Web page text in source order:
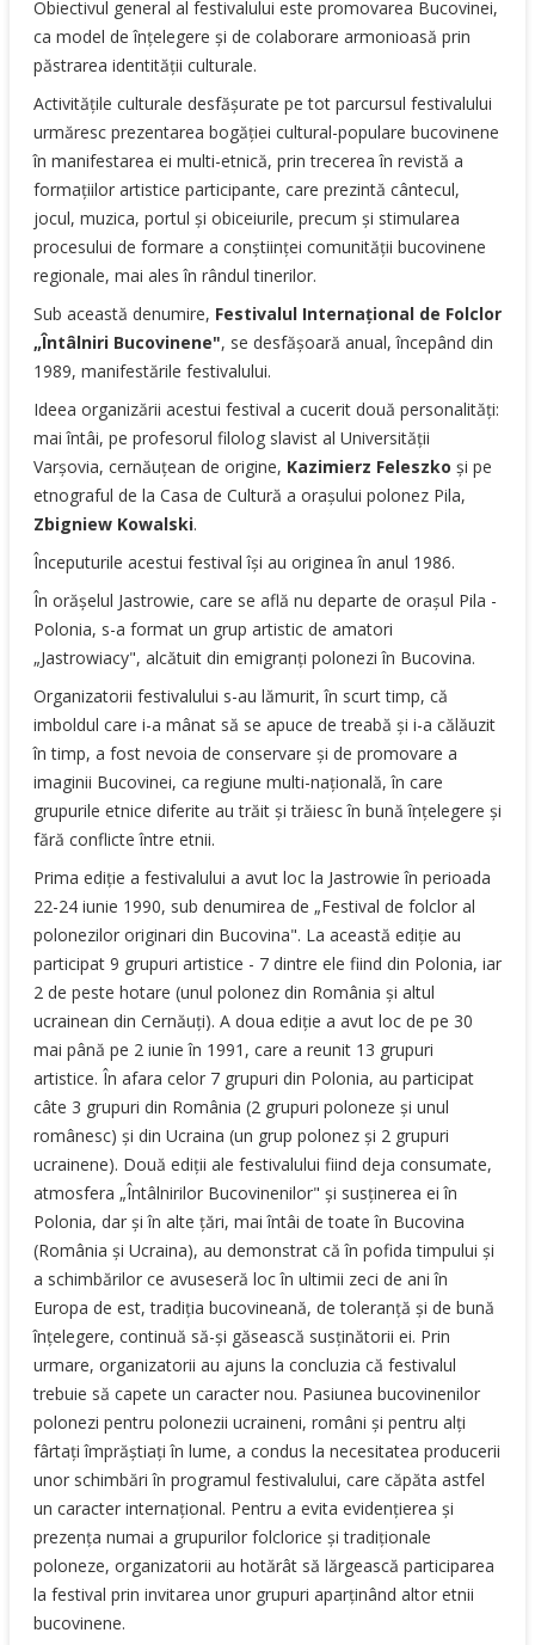
Obiectivul general al festivalului este promovarea Bucovinei,
ca model de înțelegere și de colaborare armonioasă prin
păstrarea identității culturale.
Activitățile culturale desfășurate pe tot parcursul festivalului
urmăresc prezentarea bogăției cultural-populare bucovinene
în manifestarea ei multi-etnică, prin trecerea în revistă a
formațiilor artistice participante, care prezintă cântecul,
jocul, muzica, portul și obiceiurile, precum și stimularea
procesului de formare a conștiinței comunității bucovinene
regionale, mai ales în rândul tinerilor.
Sub această denumire, Festivalul Internaţional de Folclor
„Întâlniri Bucovinene", se desfăşoară anual, începând din
1989, manifestările festivalului.
Ideea organizării acestui festival a cucerit două personalităţi:
mai întâi, pe profesorul filolog slavist al Universităţii
Varşovia, cernăuţean de origine, Kazimierz Feleszko şi pe
etnograful de la Casa de Cultură a oraşului polonez Pila,
Zbigniew Kowalski.
Începuturile acestui festival îşi au originea în anul 1986.
În orăşelul Jastrowie, care se află nu departe de oraşul Pila -
Polonia, s-a format un grup artistic de amatori
„Jastrowiacy", alcătuit din emigranţi polonezi în Bucovina.
Organizatorii festivalului s-au lămurit, în scurt timp, că
imboldul care i-a mânat să se apuce de treabă şi i-a călăuzit
în timp, a fost nevoia de conservare şi de promovare a
imaginii Bucovinei, ca regiune multi-naţională, în care
grupurile etnice diferite au trăit şi trăiesc în bună înţelegere şi
fără conflicte între etnii.
Prima ediţie a festivalului a avut loc la Jastrowie în perioada
22-24 iunie 1990, sub denumirea de „Festival de folclor al
polonezilor originari din Bucovina". La această ediţie au
participat 9 grupuri artistice - 7 dintre ele fiind din Polonia, iar
2 de peste hotare (unul polonez din România şi altul
ucrainean din Cernăuţi). A doua ediţie a avut loc de pe 30
mai până pe 2 iunie în 1991, care a reunit 13 grupuri
artistice. În afara celor 7 grupuri din Polonia, au participat
câte 3 grupuri din România (2 grupuri poloneze şi unul
românesc) şi din Ucraina (un grup polonez şi 2 grupuri
ucrainene). Două ediţii ale festivalului fiind deja consumate,
atmosfera „Întâlnirilor Bucovinenilor" şi susţinerea ei în
Polonia, dar şi în alte ţări, mai întâi de toate în Bucovina
(România şi Ucraina), au demonstrat că în pofida timpului şi
a schimbărilor ce avuseseră loc în ultimii zeci de ani în
Europa de est, tradiţia bucovineană, de toleranţă şi de bună
înţelegere, continuă să-şi găsească susţinătorii ei. Prin
urmare, organizatorii au ajuns la concluzia că festivalul
trebuie să capete un caracter nou. Pasiunea bucovinenilor
polonezi pentru polonezii ucraineni, români şi pentru alţi
fârtaţi împrăştiaţi în lume, a condus la necesitatea producerii
unor schimbări în programul festivalului, care căpăta astfel
un caracter internaţional. Pentru a evita evidenţierea şi
prezenţa numai a grupurilor folclorice şi tradiţionale
poloneze, organizatorii au hotărât să lărgească participarea
la festival prin invitarea unor grupuri aparţinând altor etnii
bucovinene.